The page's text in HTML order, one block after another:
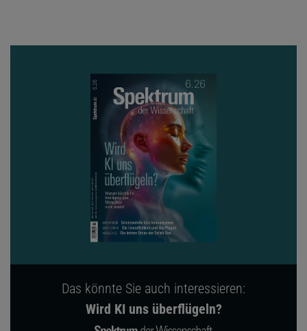
Das könnte Sie auch interessieren:
Wird KI uns überflügeln?